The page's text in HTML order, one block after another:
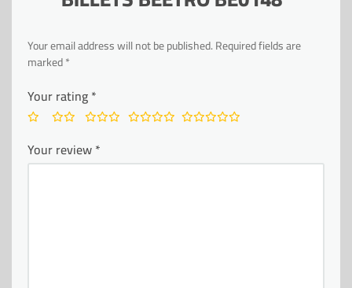
Your email address will not be published.Required fields are
marked*
Your rating*
Your review*